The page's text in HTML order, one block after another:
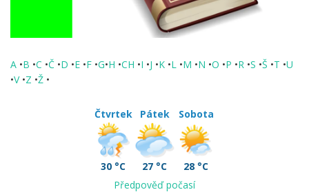
A •B •C •Č •D •E •F •G•H •CH •I •J •K •L •M •N •O •P •R •S •Š •T •U
•V •Z •Ž •
Čtvrtek
30 °C
Pátek
27 °C
Sobota
28 °C
Předpověď počasí